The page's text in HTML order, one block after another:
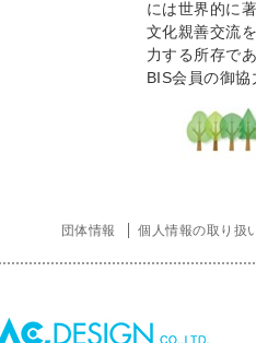
には世界的に
文化親善交流
力する所存で
BIS会員の御協
団体情報 個人情報の取り扱